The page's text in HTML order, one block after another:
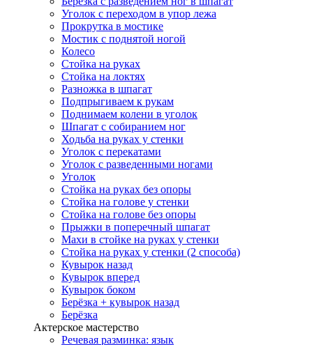
Уголок с переходом в упор лежа
Прокрутка в мостике
Мостик с поднятой ногой
Колесо
Стойка на руках
Стойка на локтях
Разножка в шпагат
Подпрыгиваем к рукам
Поднимаем колени в уголок
Шпагат с собиранием ног
Ходьба на руках у стенки
Уголок с перекатами
Уголок с разведенными ногами
Уголок
Стойка на руках без опоры
Стойка на голове у стенки
Стойка на голове без опоры
Прыжки в поперечный шпагат
Махи в стойке на руках у стенки
Стойка на руках у стенки (2 способа)
Кувырок назад
Кувырок вперед
Кувырок боком
Берёзка + кувырок назад
Берёзка
Актерское мастерство
Речевая разминка: язык